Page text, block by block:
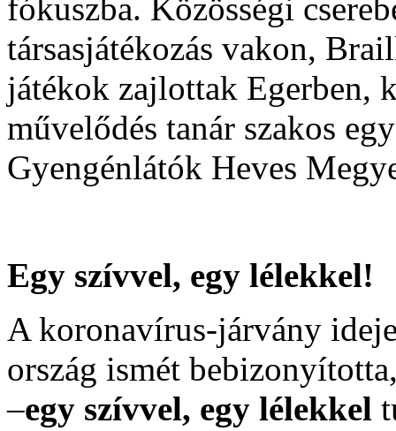
fókuszba. Közösségi
társasjátékozás vakon,
játékok zajlottak Egerben,
művelődés tanár szakos
Gyengénlátók Heves
Egy szívvel, egy
A koronavírus-járvány
ország ismét
–egy szívvel, egy lélekkel